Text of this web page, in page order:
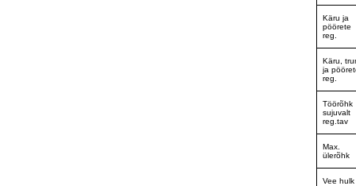
Käru ja
pöörete
reg.
Käru,
ja
reg.
Töörõhk
sujuvalt
reg.tav
Max.
ülerõhk
Vee hulk